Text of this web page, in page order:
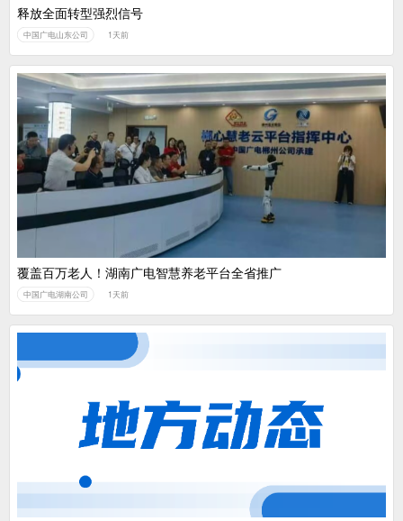
释放全面转型强烈信号
中国广电山东公司 1天前
覆盖百万老人！湖南广电智慧养老平台全省推广
中国广电湖南公司 1天前